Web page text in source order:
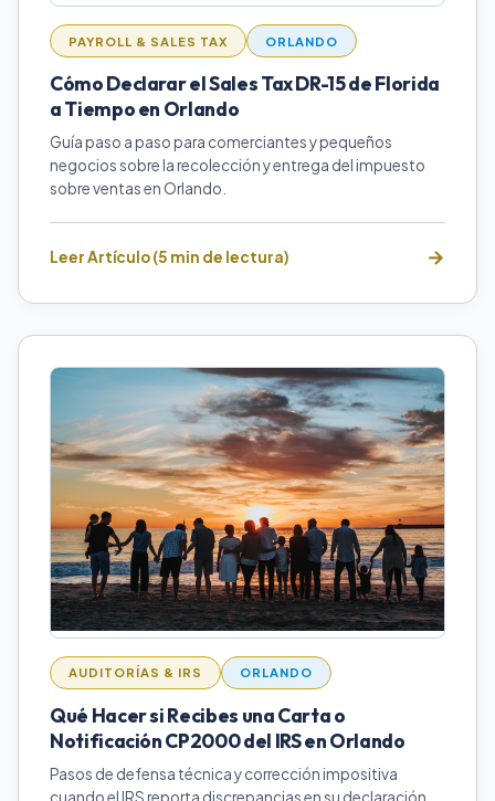
PAYROLL & SALES TAX ORLANDO
Cómo Declarar el Sales Tax DR-15 de Florida
a Tiempo en Orlando
Guía paso a paso para comerciantes y pequeños
negocios sobre la recolección y entrega del impuesto
sobre ventas en Orlando.
Leer Artículo (5 min de lectura)
AUDITORÍAS & IRS ORLANDO
Qué Hacer si Recibes una Carta o
Notificación CP2000 del IRS en Orlando
Pasos de defensa técnica y corrección impositiva
cuando el IRS reporta discrepancias en su declaración